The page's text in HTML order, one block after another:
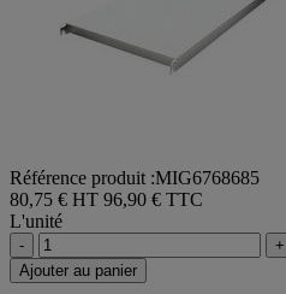
Référence produit :MIG6768685
80,75 € HT 96,90 € TTC
L'unité
-
+
Ajouter au panier